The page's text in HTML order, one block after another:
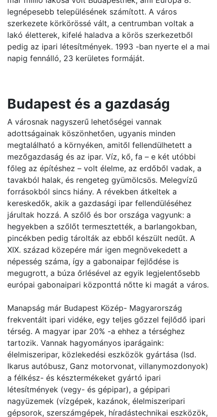
legnépesebb településének számított. A város
szerkezete körkörössé vált, a centrumban voltak a
lakó életterek, kifelé haladva a körös szerkezetből
pedig az ipari létesítmények. 1993 -ban nyerte el a mai
napig fennálló, 23 kerületes formáját.
Budapest és a gazdaság
A városnak nagyszerű lehetőségei vannak
adottságainak köszönhetően, ugyanis minden
megtalálható a környéken, amitől fellendülhetett a
mezőgazdaság és az ipar. Víz, kő, fa – e két utóbbi
főleg az építéshez – volt élelme, az erdőből vadak, a
tavakból halak, és rengeteg gyümölcsös. Melegvízű
forrásokból sincs hiány. A révekben átkeltek a
kereskedők, akik a gazdasági ipar fellendüléséhez
járultak hozzá. A szőlő és bor országa vagyunk: a
hegyekben a szőlőt termesztették, a barlangokban,
pincékben pedig tárolták az ebből készült nedűt. A
XIX. század közepére már igen megnövekedett a
népesség száma, így a gabonaipar fejlődése is
megugrott, a búza őrlésével az egyik legjelentősebb
európai gabonaipari központtá nőtte ki magát a város.
Manapság már Budapest Közép- Magyarország
frekventált ipari vidéke, egy teljes gőzzel fejlődő ipari
térség. A magyar ipar 20% -a ehhez a térséghez
tartozik. Vannak hagyományos iparágaink:
élelmiszeripar, közlekedési eszközök gyártása (lsd.
Ikarus autóbusz, Ganz motorvonat, villanymozdonyok)
a félkész- és késztermékeket gyártó ipari
létesítmények (vegy- és gépipar), a gépipari
nagyüzemek (vízgépek, kazánok, élelmiszeripari
gépsorok, szerszámgépek, híradástechnikai eszközök,